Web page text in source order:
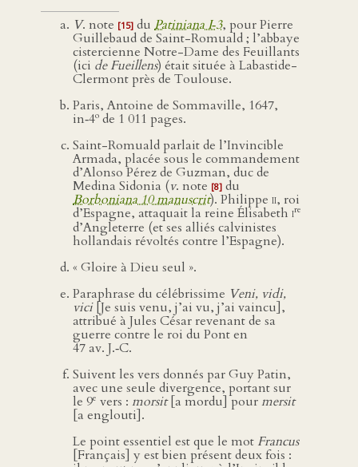
V. note [15] du Patiniana I‑3, pour Pierre
Guillebaud de Saint-Romuald ; l’abbaye
cistercienne Notre-Dame des Feuillants
(ici de Fueillens) était située à Labastide-
Clermont près de Toulouse.
Paris, Antoine de Sommaville, 1647,
in‑4o de 1 011 pages.
Saint-Romuald parlait de l’Invincible
Armada, placée sous le commandement
d’Alonso Pérez de Guzman, duc de
Medina Sidonia (v. note [8] du
Borboniana 10 manuscrit). Philippe ii, roi
d’Espagne, attaquait la reine Élisabeth ire
d’Angleterre (et ses alliés calvinistes
hollandais révoltés contre l’Espagne).
« Gloire à Dieu seul ».
Paraphrase du célébrissime Veni, vidi,
vici[Je suis venu, j’ai vu, j’ai vaincu],
attribué à Jules César revenant de sa
guerre contre le roi du Pont en
47 av. J.‑C.
Suivent les vers donnés par Guy Patin,
avec une seule divergence, portant sur
le 9e vers : morsit[a mordu] pourmersit
[a englouti].
Le point essentiel est que le mot Francus
[Français] y est bien présent deux fois :